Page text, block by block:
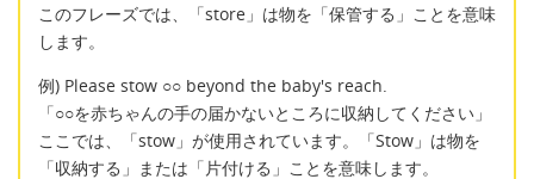
このフレーズでは、「store」は物を「保管する」ことを意味
します。
例) Please stow ○○ beyond the baby's reach.
「○○を赤ちゃんの手の届かないところに収納してください」
ここでは、「stow」が使用されています。「Stow」は物を
「収納する」または「片付ける」ことを意味します。